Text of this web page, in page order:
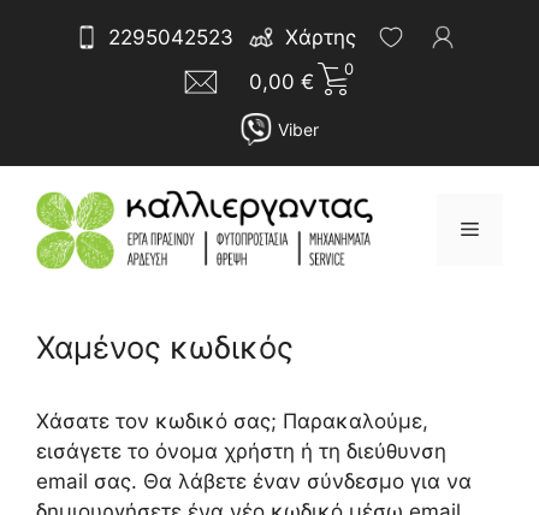
2295042523
Χάρτης
0,00 €
0
Viber
Μενού
Χαμένος κωδικός
Χάσατε τον κωδικό σας; Παρακαλούμε,
εισάγετε το όνομα χρήστη ή τη διεύθυνση
email σας. Θα λάβετε έναν σύνδεσμο για να
Απαιτείται